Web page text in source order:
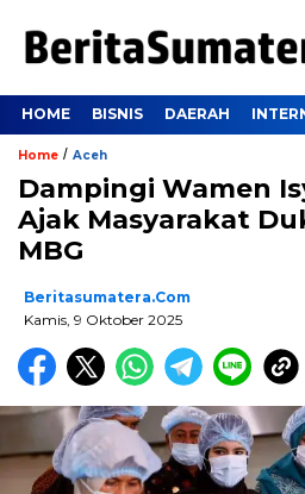
HOME BISNIS DAERAH
Home / Aceh
Dampingi Wamen
Ajak Masyarakat
MBG
Beritasumatera.com
Kamis, 9 Oktober 2025